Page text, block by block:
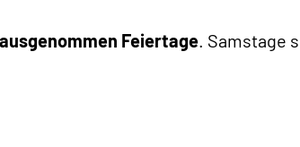
ausgenommen Feiertage. Samstage